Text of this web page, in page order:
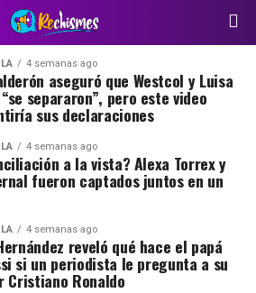
4 semanas ago
aseguró que Westcol y Luisa
separaron”, pero este video
sus declaraciones
4 semanas ago
a la vista? Alexa Torrex y
fueron captados juntos en un
4 semanas ago
reveló qué hace el papá
si un periodista le pregunta a su
Cristiano Ronaldo